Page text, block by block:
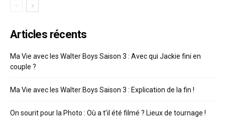
Articles récents
Ma Vie avec les Walter Boys Saison 3 : Avec qui Jackie fini en
couple ?
Ma Vie avec les Walter Boys Saison 3 : Explication de la fin !
On sourit pour la Photo : Où a t’il été filmé ? Lieux de tournage !